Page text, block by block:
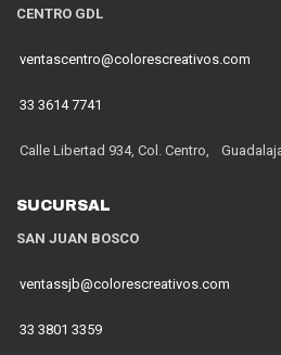
CENTRO GDL
ventascentro@colorescreativos.com
33 3614 7741
Calle Libertad 934, Col. Centro,
SUCURSAL
SAN JUAN BOSCO
ventassjb@colorescreativos.com
33 3801 3359